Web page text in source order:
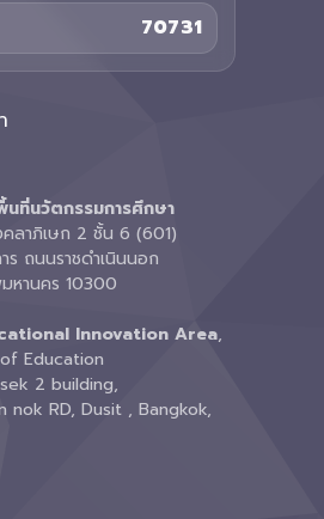
70731
นที่นวัตกรรมการศึกษา
ลาภิเษก 2 ชั้น 6 (601)
ร ถนนราชดำเนินนอก
หานคร 10300
Innovation Area,
Education
2 building,
nok RD, Dusit , Bangkok,